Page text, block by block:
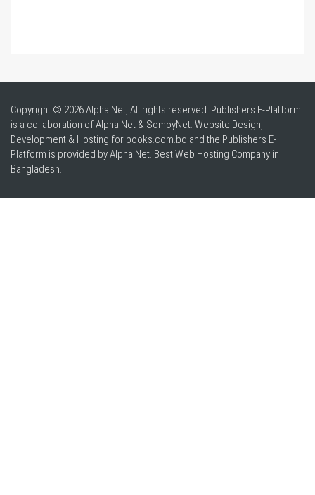
Copyright © 2026 Alpha Net, All rights reserved. Publishers E-Platform
is a collaboration of Alpha Net & SomoyNet. Website Design,
Development & Hosting for books.com.bd and the Publishers E-
Platform is provided by Alpha Net. BestWeb Hosting Company in
Bangladesh.